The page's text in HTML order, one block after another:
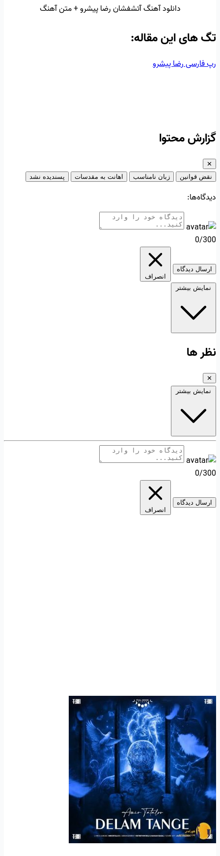
دانلود آهنگ آتشفشان رضا پیشرو + متن آهنگ
تگ‌ های این مقاله:
رپ فارسیرضا پیشرو
گزارش محتوا
✕
نقض قوانین
زبان نامناسب اهانت به مقدسات پسندیده نشد
دیدگاه‌ها:
0/300
ارسال دیدگاه
انصراف
نمایش بیشتر
نظر ها
✕
نمایش بیشتر
0/300
ارسال دیدگاه
انصراف